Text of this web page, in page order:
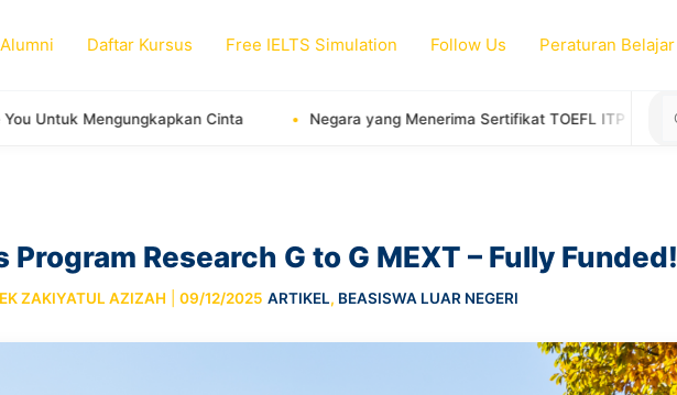
Daftar Kursus Free IELTS Simulation Follow Us Peraturan Belajar
Cinta Negara yang Menerima Sertifikat TOEFL ITP untuk Study Abroad
Program Research G to G MEXT – Fully Funded!
ZAKIYATUL AZIZAH 09/12/2025 ARTIKEL, BEASISWA LUAR NEGERI